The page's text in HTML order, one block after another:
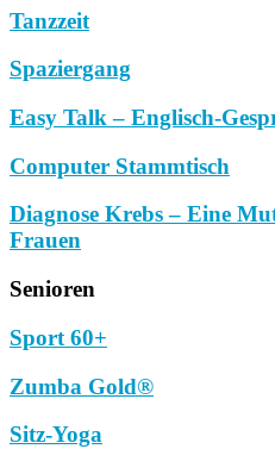
Tanzzeit
Spaziergang
Easy Talk – Englisch-
Computer Stammtisch
Diagnose Krebs – Eine
Frauen
Senioren
Sport 60+
Zumba Gold®
Sitz-Yoga